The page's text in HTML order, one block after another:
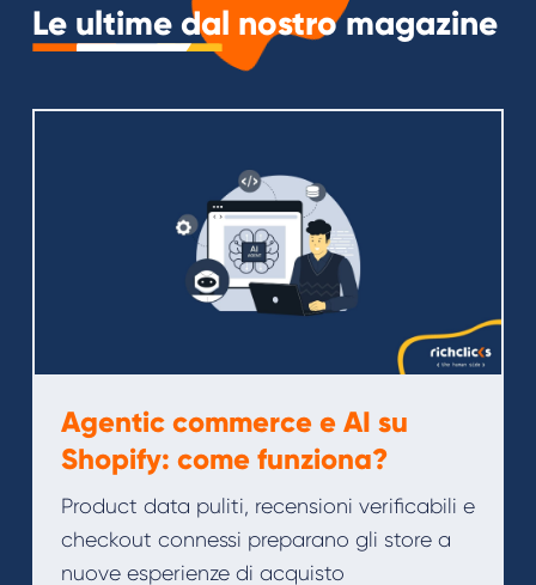
Le ultime dal nostro magazine
Agentic commerce e AI su
Shopify: come funziona?
Product data puliti, recensioni verificabili e
checkout connessi preparano gli store a
nuove esperienze di acquisto